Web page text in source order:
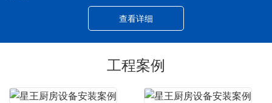
查看详细
工程案例